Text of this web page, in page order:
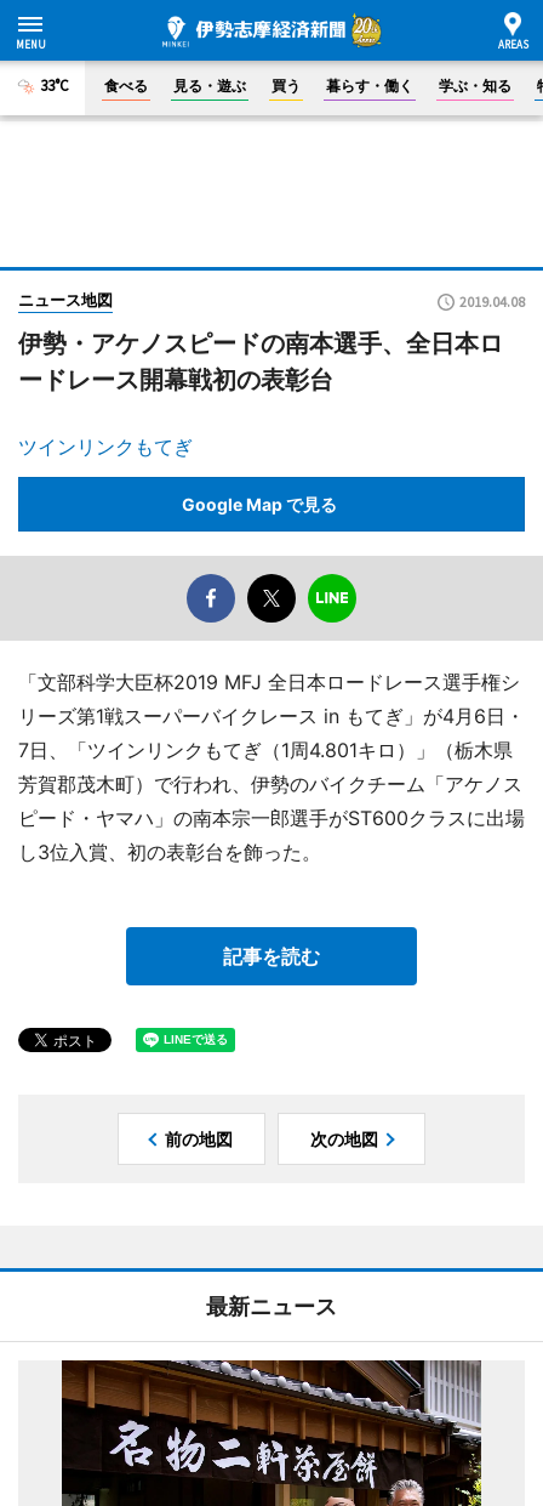
33°C 食べる 見る・遊ぶ 買う 暮らす・働く 学ぶ・知る
ニュース地図 2019.04.08
伊勢・アケノスピードの南本選手、全日本ロ
ードレース開幕戦初の表彰台
ツインリンクもてぎ
Google Map で見る
「文部科学大臣杯2019 MFJ 全日本ロードレース選手権シ
リーズ第1戦スーパーバイクレース in もてぎ」が4月6日・
7日、「ツインリンクもてぎ（1周4.801キロ）」（栃木県
芳賀郡茂木町）で行われ、伊勢のバイクチーム「アケノス
ピード・ヤマハ」の南本宗一郎選手がST600クラスに出場
し3位入賞、初の表彰台を飾った。
記事を読む
前の地図 次の地図
最新ニュース